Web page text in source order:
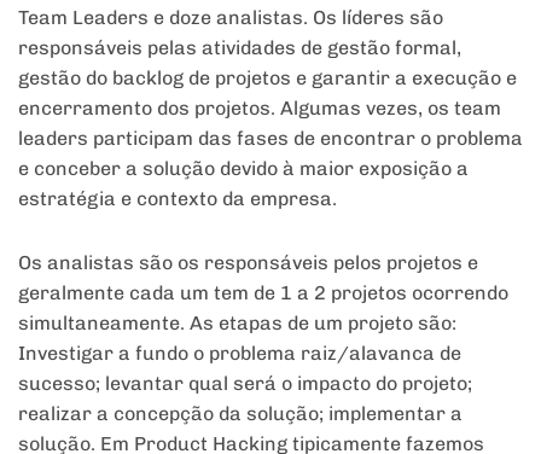
Team Leaders e doze analistas. Os líderes são
responsáveis pelas atividades de gestão formal,
gestão do backlog de projetos e garantir a execução e
encerramento dos projetos. Algumas vezes, os team
leaders participam das fases de encontrar o problema
e conceber a solução devido à maior exposição a
estratégia e contexto da empresa.
Os analistas são os responsáveis pelos projetos e
geralmente cada um tem de 1 a 2 projetos ocorrendo
simultaneamente. As etapas de um projeto são:
Investigar a fundo o problema raiz/alavanca de
sucesso; levantar qual será o impacto do projeto;
realizar a concepção da solução; implementar a
solução. Em Product Hacking tipicamente fazemos